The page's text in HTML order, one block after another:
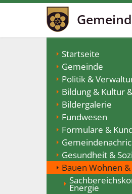
Startseite
Gemeinde
Politik &
Bildung & Kultur
Bildergalerie
Fundwesen
Formulare &
Gesundheit &
Bauen Wohnen
Energie